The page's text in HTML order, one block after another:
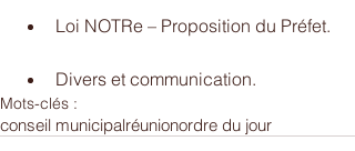
Loi NOTRe – Proposition du Préfet.
Divers et communication.
Mots-clés :
conseil municipalréunionordre du jour